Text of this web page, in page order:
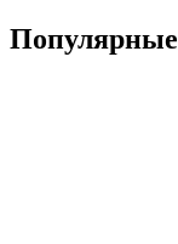
Популярные